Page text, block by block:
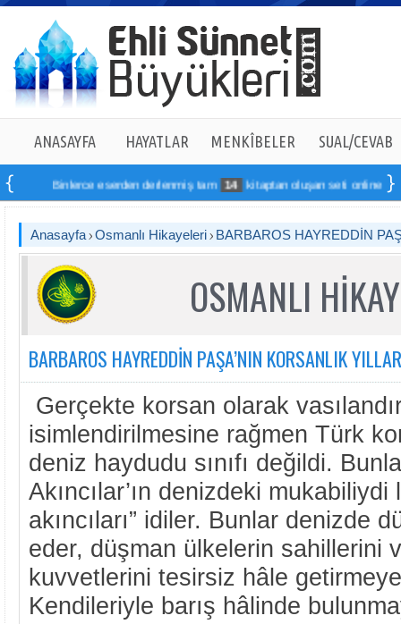
ANASAYFA HAYATLAR MENKÎBELER SUAL/CEVAB
Binlerce eserden derlenmiş tam 14 kitaptan oluşan seti online sipariş
Anasayfa Osmanlı Hikayeleri BARBAROS HAYREDDİN
OSMANLI
BARBAROS HAYREDDİN PAŞA’NIN KORSANLIK
Gerçekte korsan olarak
isimlendirilmesine rağmen Türk
deniz haydudu sınıfı değildi.
Akıncılar’ın denizdeki
akıncıları” idiler. Bunlar denizde
eder, düşman ülkelerin sahillerini
kuvvetlerini tesirsiz hâle getirmeye
Kendileriyle barış hâlinde